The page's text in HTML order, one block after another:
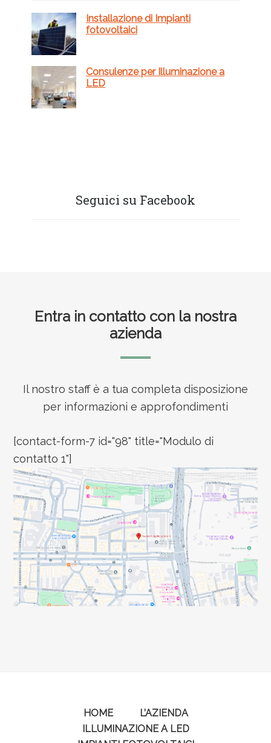
primaria
Installazione di Impianti
fotovoltaici
Consulenze per Illuminazione a
LED
Seguici su Facebook
FooterEntra in contatto con la nostra
azienda
Il nostro staff è a tua completa disposizione
per informazioni e approfondimenti
[contact-form-7 id="98" title="Modulo di
contatto 1"]
HOME
L’AZIENDA
ILLUMINAZIONE A LED